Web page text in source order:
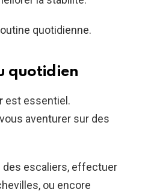
quotidienne.
quotidien
est essentiel.
aventurer sur des
escaliers, effectuer
ou encore